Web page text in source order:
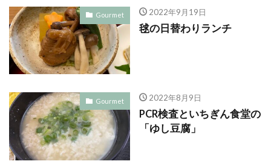
Gourmet 2022年9月19日
毬の日替わりランチ
Gourmet 2022年8月9日
PCR検査といちぎん食堂の
「ゆし豆腐」